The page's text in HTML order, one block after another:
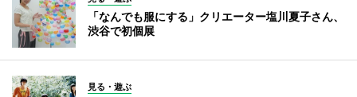
「なんでも服にする」クリエーター塩川夏子さん、
渋谷で初個展
見る・遊ぶ